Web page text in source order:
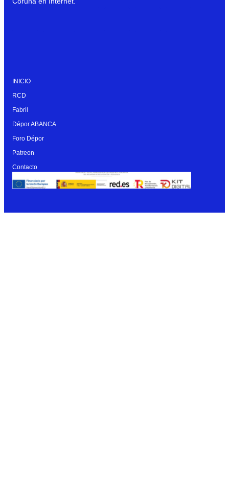
INICIO
RCD
Fabril
Dépor ABANCA
Foro Dépor
Patreon
Contacto